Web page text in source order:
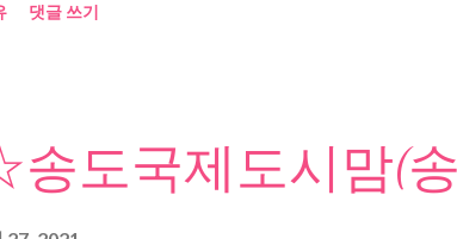
댓글 쓰기
도국제도시맘(